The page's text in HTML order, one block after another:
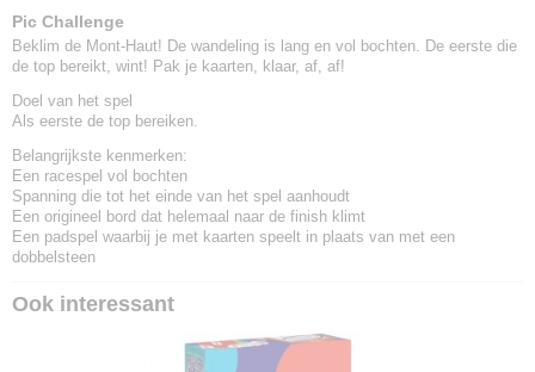
Pic Challenge
Beklim de Mont-Haut! De wandeling is lang en vol bochten. De eerste die
de top bereikt, wint! Pak je kaarten, klaar, af, af!
Doel van het spel
Als eerste de top bereiken.
Belangrijkste kenmerken:
Een racespel vol bochten
Spanning die tot het einde van het spel aanhoudt
Een origineel bord dat helemaal naar de finish klimt
Een padspel waarbij je met kaarten speelt in plaats van met een
dobbelsteen
Ook interessant